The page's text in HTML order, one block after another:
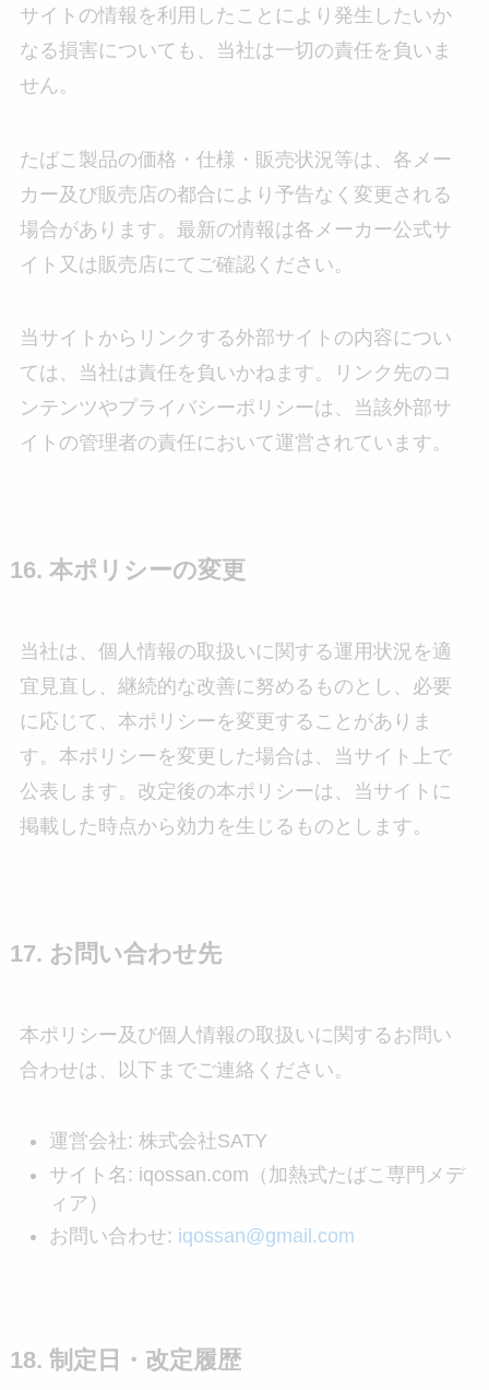
サイトの情報を利用したことにより発生したいか
なる損害についても、当社は一切の責任を負いま
せん。
たばこ製品の価格・仕様・販売状況等は、各メー
カー及び販売店の都合により予告なく変更される
場合があります。最新の情報は各メーカー公式サ
イト又は販売店にてご確認ください。
当サイトからリンクする外部サイトの内容につい
ては、当社は責任を負いかねます。リンク先のコ
ンテンツやプライバシーポリシーは、当該外部サ
イトの管理者の責任において運営されています。
16. 本ポリシーの変更
当社は、個人情報の取扱いに関する運用状況を適
宜見直し、継続的な改善に努めるものとし、必要
に応じて、本ポリシーを変更することがありま
す。本ポリシーを変更した場合は、当サイト上で
公表します。改定後の本ポリシーは、当サイトに
掲載した時点から効力を生じるものとします。
17. お問い合わせ先
本ポリシー及び個人情報の取扱いに関するお問い
合わせは、以下までご連絡ください。
運営会社: 株式会社SATY
サイト名: iqossan.com（加熱式たばこ専門メデ
ィア）
お問い合わせ: iqossan@gmail.com
18. 制定日・改定履歴